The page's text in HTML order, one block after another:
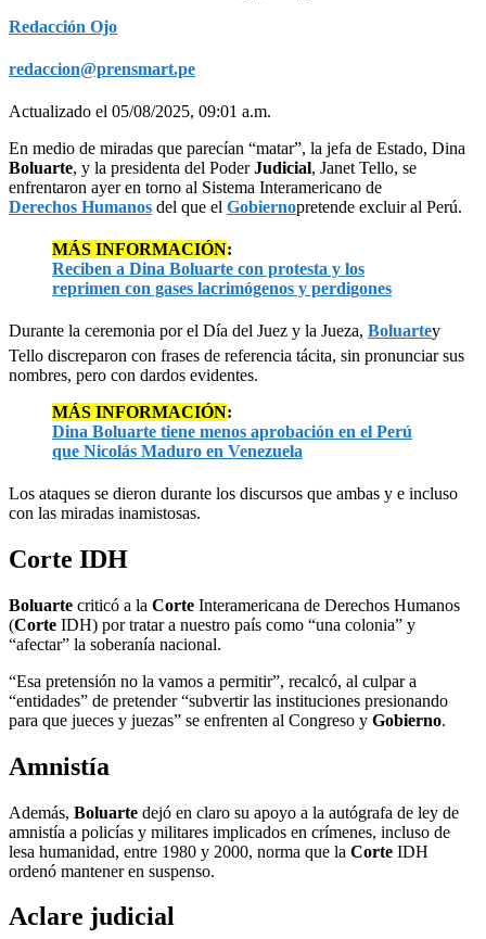
Redacción Ojo
redaccion@prensmart.pe
Actualizado el 05/08/2025, 09:01 a.m.
En medio de miradas que parecían “matar”, la jefa de Estado, Dina
Boluarte, y la presidenta del PoderJudicial, Janet Tello, se
enfrentaron ayer en torno al Sistema Interamericano de
Derechos Humanos del que el Gobiernopretende excluir al Perú.
MÁS INFORMACIÓN:
Reciben a Dina Boluarte con protesta y los
reprimen con gases lacrimógenos y perdigones
Durante la ceremonia por el Día del Juez y la Jueza, Boluartey
Tello discreparon con frases de referencia tácita, sin pronunciar sus
nombres, pero con dardos evidentes.
MÁS INFORMACIÓN:
Dina Boluarte tiene menos aprobación en el Perú
que Nicolás Maduro en Venezuela
Los ataques se dieron durante los discursos que ambas y e incluso
con las miradas inamistosas.
Corte IDH
Boluarte criticó a la Corte Interamericana de Derechos Humanos
(Corte IDH) por tratar a nuestro país como “una colonia” y
“afectar” la soberanía nacional.
“Esa pretensión no la vamos a permitir”, recalcó, al culpar a
“entidades” de pretender “subvertir las instituciones presionando
para que jueces y juezas” se enfrenten al Congreso y Gobierno.
Amnistía
Además, Boluarte dejó en claro su apoyo a la autógrafa de ley de
amnistía a policías y militares implicados en crímenes, incluso de
lesa humanidad, entre 1980 y 2000, norma que la Corte IDH
ordenó mantener en suspenso.
Aclare judicial